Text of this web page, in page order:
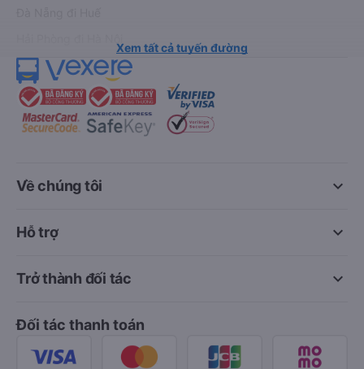
Xem tất cả tuyến đường
keyboard_arrow_down
Về chúng tôi
keyboard_arrow_down
Hỗ trợ
keyboard_arrow_down
Trở thành đối tác
Đối tác thanh toán